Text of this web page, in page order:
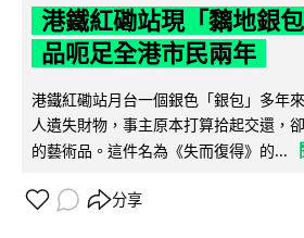
港鐵紅磡站現「黐地銀
品呃足全港市民兩年
港鐵紅磡站月台一個銀色「銀包」多年
人遺失財物，事主原本打算拾起交還，
的藝術品。這件名為《失而復得》的...
分享